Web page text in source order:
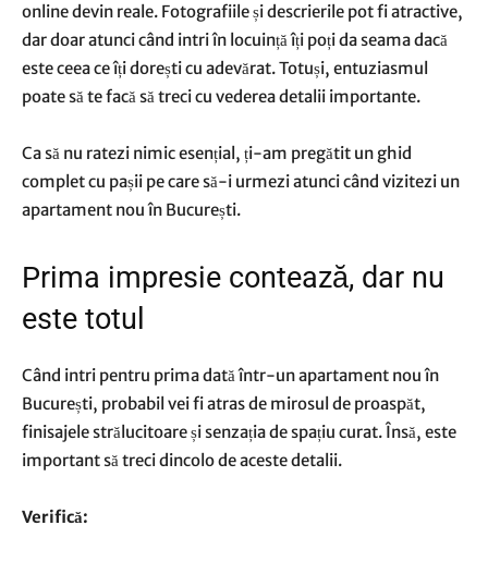
online devin reale. Fotografiile și descrierile pot fi atractive,
dar doar atunci când intri în locuință îți poți da seama dacă
este ceea ce îți dorești cu adevărat. Totuși, entuziasmul
poate să te facă să treci cu vederea detalii importante.
Ca să nu ratezi nimic esențial, ți-am pregătit un ghid
complet cu pașii pe care să-i urmezi atunci când vizitezi un
apartament nou în București.
Prima impresie contează, dar nu
este totul
Când intri pentru prima dată într-un apartament nou în
București, probabil vei fi atras de mirosul de proaspăt,
finisajele strălucitoare și senzația de spațiu curat. Însă, este
important să treci dincolo de aceste detalii.
Verifică: